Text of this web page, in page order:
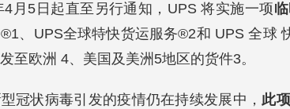
4月5日起直至另行通知，UPS 将实施一项
、UPS全球特快货运服务®2和 UPS 全球
至欧洲 4、美国及美洲5地区的货件3。
冠状病毒引发的疫情仍在持续发展中，此